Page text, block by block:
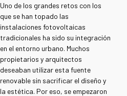
Uno de los grandes retos con los
que se han topado las
instalaciones fotovoltaicas
tradicionales ha sido su integración
en el entorno urbano. Muchos
propietarios y arquitectos
deseaban utilizar esta fuente
renovable sin sacrificar el diseño y
la estética. Por eso, se empezaron